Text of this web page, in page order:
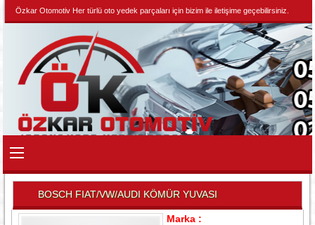
Özkar Otomotiv Her türlü oto yedek parçaları için bizim ile iletişime geçebilirsiniz.
BOSCH FIAT/VW/AUDI KÖMÜR YUVASI
Marka :